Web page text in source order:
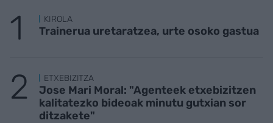
KIROLA
Trainerua uretaratzea, urte osoko gastua
ETXEBIZITZA
Jose Mari Moral: "Agenteek etxebizitzen
kalitatezko bideoak minutu gutxian sor
ditzakete"